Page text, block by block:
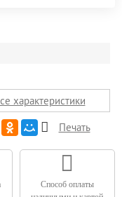
характеристики
Печать
Способ оплаты